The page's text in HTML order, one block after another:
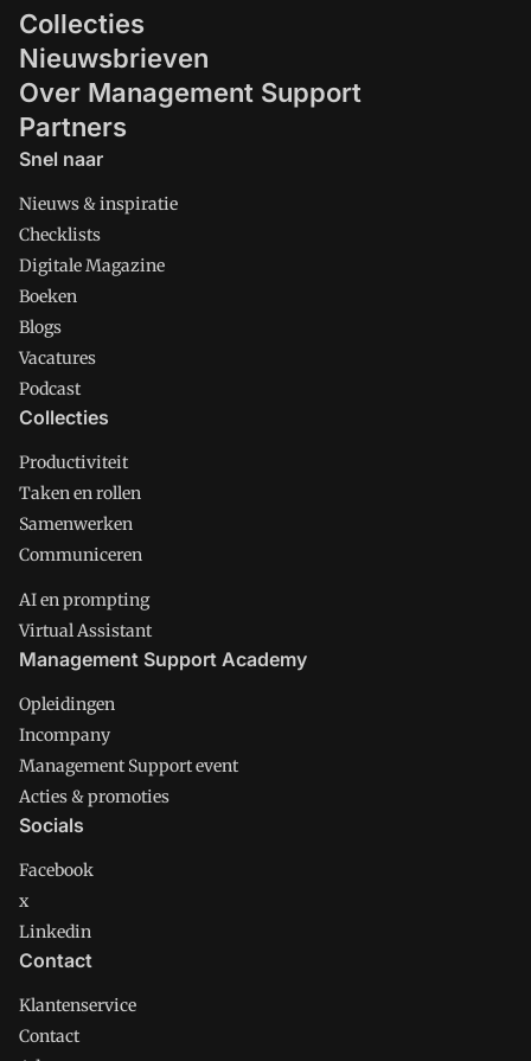
Collecties
Nieuwsbrieven
Over Management Support
Partners
Snel naar
Nieuws & inspiratie
Checklists
Digitale Magazine
Boeken
Blogs
Vacatures
Podcast
Collecties
Productiviteit
Taken en rollen
Samenwerken
Communiceren
AI en prompting
Virtual Assistant
Management Support Academy
Opleidingen
Incompany
Management Support event
Acties & promoties
Socials
Facebook
x
Linkedin
Contact
Klantenservice
Contact